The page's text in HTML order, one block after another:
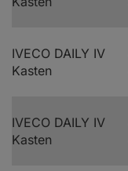
IVECO DAILY IV
Kasten
IVECO DAILY IV
Kasten